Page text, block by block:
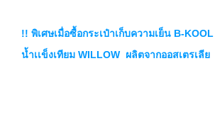
!! พิเศษเมื่อซื้อกระเป๋าเก็บความเย็น B-
น้ำเเข็งเทียม WILLOW ผลิตจากออสเตรเลี